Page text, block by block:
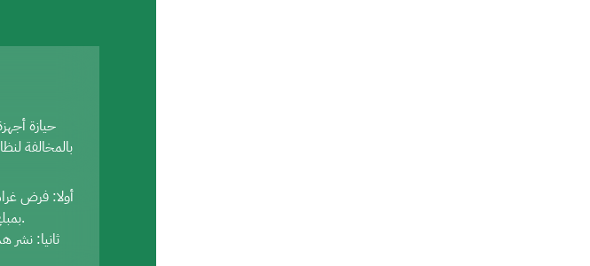
حيازة
بالمخالفة
أولا: فرض
بمبلغ قدره (3,000) ريال سعودي.
ثانيا: نشر